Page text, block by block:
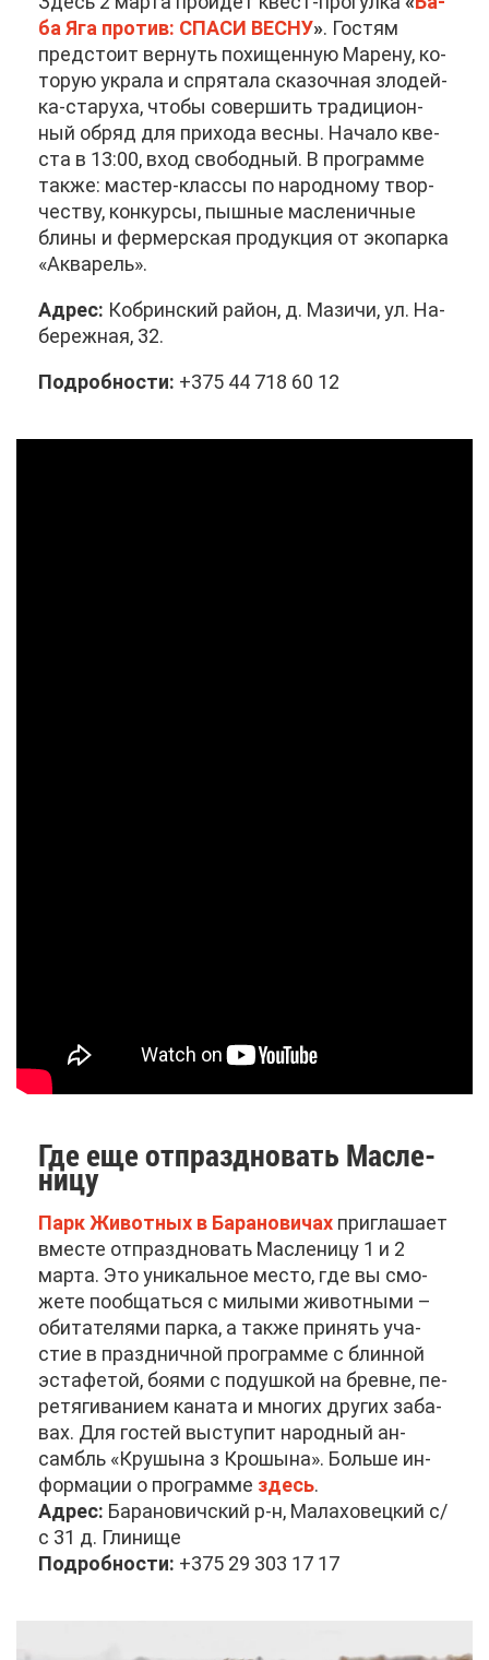
ба Яга про­тив: СПА­СИ ВЕС­НУ». Го­стям
пред­сто­ит вер­нуть по­хи­щен­ную Ма­ре­ну, ко­
то­рую укра­ла и спря­та­ла ска­зоч­ная зло­дей­
ка-ста­ру­ха, что­бы со­вер­шить тра­ди­ци­он­
ный об­ряд для при­хо­да вес­ны. На­ча­ло кве­
ста в 13:00, вход сво­бод­ный. В про­грам­ме
та­к­же: ма­стер-клас­сы по на­род­но­му твор­
че­ству, кон­кур­сы, пыш­ные мас­ле­нич­ные
бли­ны и фер­мер­ская про­дук­ция от эко­пар­ка
«Ак­ва­рель».
Ад­рес: Ко­брин­ский рай­он, д. Ма­зи­чи, ул. На­
бе­реж­ная, 32.
По­дроб­но­сти: +375 44 718 60 12
Где еще от­празд­но­вать Мас­ле­
ни­цу
Парк Жи­вот­ных в Ба­ра­но­ви­чах при­гла­ша­ет
вме­сте от­празд­но­вать Мас­ле­ни­цу 1 и 2
мар­та. Это уни­каль­ное ме­сто, где вы смо­
же­те по­об­щать­ся с ми­лы­ми жи­вот­ны­ми –
оби­та­те­ля­ми пар­ка, а та­к­же при­нять уча­
стие в празд­нич­ной про­грам­ме с блин­ной
эс­та­фе­той, бо­я­ми с по­душ­кой на бревне, пе­
ре­тя­ги­ва­ни­ем ка­на­та и мно­гих дру­гих за­ба­
вах. Для го­стей вы­сту­пит на­род­ный ан­
самбль «Кру­шы­на з Кро­шы­на». Боль­ше ин­
фор­ма­ции о про­грам­ме здесь.
Ад­рес: Ба­ра­но­вич­ский р-н, Ма­ла­хо­вец­кий с/
с 31 д. Гли­ни­ще
По­дроб­но­сти: +375 29 303 17 17